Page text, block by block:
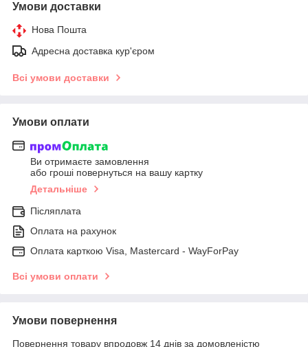
Умови доставки
Нова Пошта
Адресна доставка кур'єром
Всі умови доставки
Умови оплати
Ви отримаєте замовлення
або гроші повернуться на вашу картку
Детальніше
Післяплата
Оплата на рахунок
Оплата карткою Visa, Mastercard - WayForPay
Всі умови оплати
Умови повернення
Повернення товару впродовж 14 днів за домовленістю